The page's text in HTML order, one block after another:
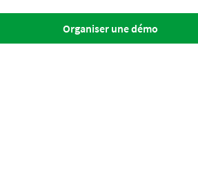
Organiser une démo